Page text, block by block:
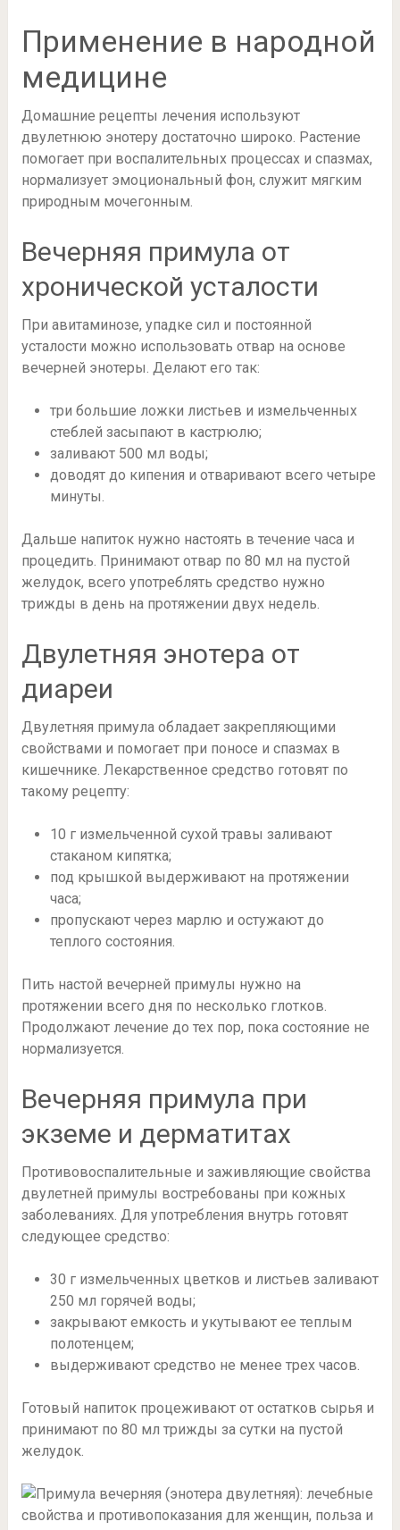
Применение в народной
медицине
Домашние рецепты лечения используют
двулетнюю энотеру достаточно широко. Растение
помогает при воспалительных процессах и спазмах,
нормализует эмоциональный фон, служит мягким
природным мочегонным.
Вечерняя примула от
хронической усталости
При авитаминозе, упадке сил и постоянной
усталости можно использовать отвар на основе
вечерней энотеры. Делают его так:
три большие ложки листьев и измельченных
стеблей засыпают в кастрюлю;
заливают 500 мл воды;
доводят до кипения и отваривают всего четыре
минуты.
Дальше напиток нужно настоять в течение часа и
процедить. Принимают отвар по 80 мл на пустой
желудок, всего употреблять средство нужно
трижды в день на протяжении двух недель.
Двулетняя энотера от
диареи
Двулетняя примула обладает закрепляющими
свойствами и помогает при поносе и спазмах в
кишечнике. Лекарственное средство готовят по
такому рецепту:
10 г измельченной сухой травы заливают
стаканом кипятка;
под крышкой выдерживают на протяжении
часа;
пропускают через марлю и остужают до
теплого состояния.
Пить настой вечерней примулы нужно на
протяжении всего дня по несколько глотков.
Продолжают лечение до тех пор, пока состояние не
нормализуется.
Вечерняя примула при
экземе и дерматитах
Противовоспалительные и заживляющие свойства
двулетней примулы востребованы при кожных
заболеваниях. Для употребления внутрь готовят
следующее средство:
30 г измельченных цветков и листьев заливают
250 мл горячей воды;
закрывают емкость и укутывают ее теплым
полотенцем;
выдерживают средство не менее трех часов.
Готовый напиток процеживают от остатков сырья и
принимают по 80 мл трижды за сутки на пустой
желудок.